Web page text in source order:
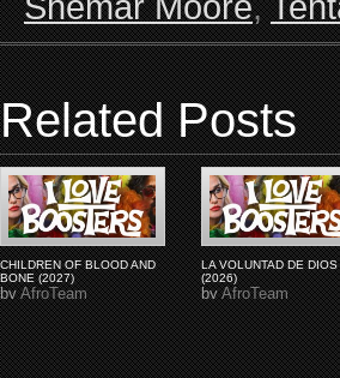
Related Posts
CHILDREN OF BLOOD AND
BONE (2027)
byAfroTeam
LA VOLUNTAD DE DIOS
(2026)
byAfroTeam